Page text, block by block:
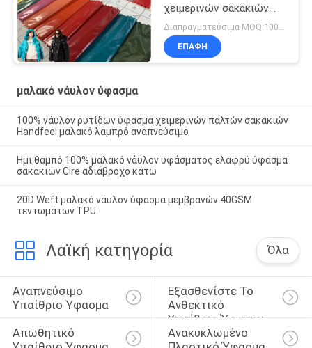
χειμερινών σακακιών
προσοχής πετρελαίου
ανθεκτικό εύκολο
Διαπραγματεύσιμα MOQ:1000 MTRS
ΕΠΑΦΉ
μαλακό νάυλον ύφασμα
100% νάυλον ρυτίδων ύφασμα χειμερινών παλτών σακακιών
Handfeel μαλακό λαμπρό αναπνεύσιμο
Ημι θαμπό 100% μαλακό νάυλον υφάσματος ελαφρύ ύφασμα
σακακιών Cire αδιάβροχο κάτω
20D Weft μαλακό νάυλον ύφασμα μεμβρανών 40GSM
τεντωμάτων TPU
Λαϊκή κατηγορία Όλα
Αναπνεύσιμο
Υπαίθριο Ύφασμα
Εξασθενίστε Το
Ανθεκτικό
Υπαίθριο Ύφασμα
Απωθητικό
Ανακυκλωμένο